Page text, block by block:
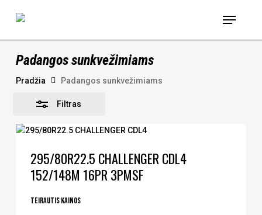
Menu
Padangos sunkvežimiams
Pradžia Padangos sunkvežimiams
Filtras
Uždaryti
295/80R22.5 CHALLENGER CDL4
152/148M 16PR 3PMSF
Teirautis kainos